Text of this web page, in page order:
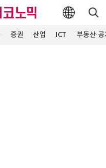
증권 산업 ICT 부동산·